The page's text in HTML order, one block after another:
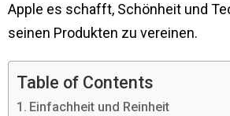
Apple es schafft, Schönheit und
seinen Produkten zu vereinen.
Table of Contents
Einfachheit und Reinheit